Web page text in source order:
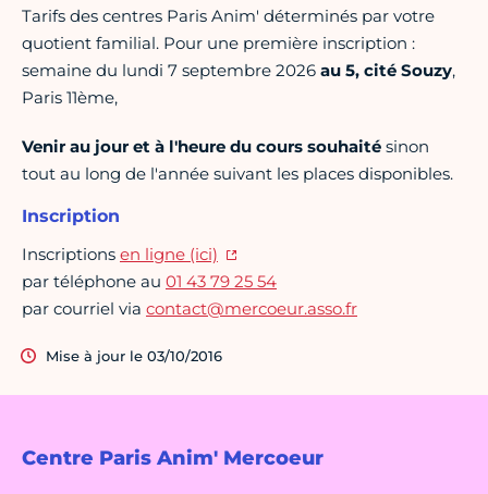
Centre Paris Anim' Mercoeur
Tarifs des centres Paris Anim' déterminés par votre
quotient familial. Pour une première inscription :
semaine du lundi 7 septembre 2026 au 5, cité Souzy,
Paris 11ème,
Venir au jour et à l'heure du cours souhaité sinon
tout au long de l'année suivant les places disponibles.
Inscription
Inscriptions en ligne (ici)
par téléphone au 01 43 79 25 54
par courriel via contact@mercoeur.asso.fr
Mise à jour le 03/10/2016